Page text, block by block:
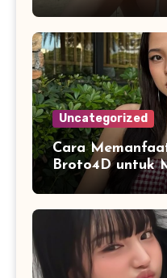
Pengguna
Uncategorized
Cara
Broto4D untuk
Hasil Secara